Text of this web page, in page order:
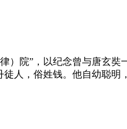
）院”，以纪念曾与唐玄奘
，俗姓钱。他自幼聪明